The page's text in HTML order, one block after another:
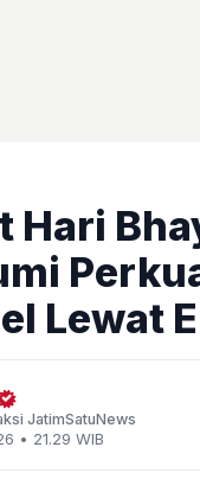
Hari
Lewat
JatimSatuNews
• 21.29 WIB